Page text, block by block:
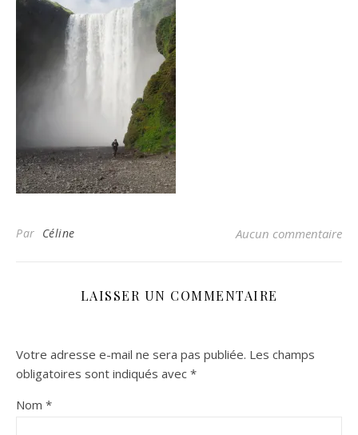
Par Céline Aucun commentaire
LAISSER UN COMMENTAIRE
Votre adresse e-mail ne sera pas publiée. Les champs
obligatoires sont indiqués avec *
Nom *